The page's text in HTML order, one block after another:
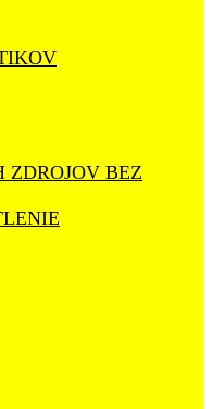
ZDROJOV BEZ